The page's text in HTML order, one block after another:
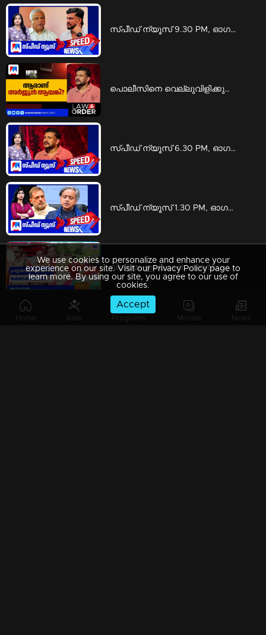
Home Kids Programs Movies News
സ്പീഡ് ന്യൂസ് 9.30 PM, ഓഗസ്റ്റ് 08, 2026 | Speed News
പൊലീസിനെ വെല്ലുവിളിക്കുന്ന ഗുണ്ടാനേതാവ്; ആരാണ് അര്‍ജുന്‍ ആയങ്കി? | Law and Order
സ്പീഡ് ന്യൂസ് 6.30 PM, ഓഗസ്റ്റ് 08, 2026 | Speed News
സ്പീഡ് ന്യൂസ് 1.30 PM, ഓഗസ്റ്റ് 08, 2026 | Speed News
വിശ്രമം ഇല്ലാതെ ഫയര്‍ഫോഴ്സ് ഉദ്യോഗസ്ഥര്‍; പ്രളയമേഖലയിലെ രക്ഷാകരങ്ങള്‍ | Fire Force
We use cookies to personalize and enhance your
experience on our site. Visit our Privacy Policy page to
learn more. By using our site, you agree to our use of
cookies.
Accept